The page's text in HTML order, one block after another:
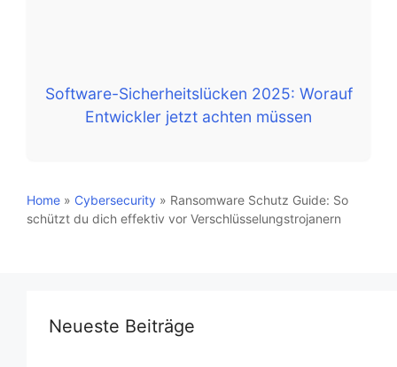
Software-Sicherheitslücken 2025: Worauf
Entwickler jetzt achten müssen
Home » Cybersecurity » Ransomware Schutz Guide: So
schützt du dich effektiv vor Verschlüsselungstrojanern
Neueste Beiträge